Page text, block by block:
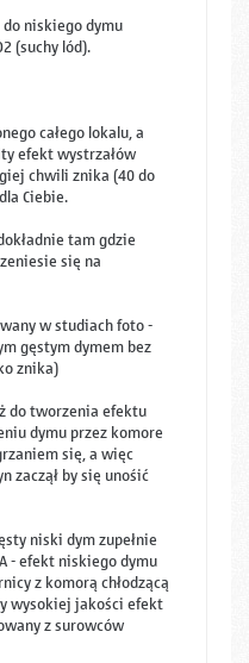
niskiego dymu
(suchy lód).
całego lokalu, a
efekt wystrzałów
chwili znika (40 do
Ciebie.
tam gdzie
się na
w studiach foto -
gęstym dymem bez
znika)
do tworzenia efektu
dymu przez komore
się, a więc
zaczął by się unośić
niski dym zupełnie
- efekt niskiego dymu
z komorą chłodzącą
wysokiej jakości efekt
z surowców